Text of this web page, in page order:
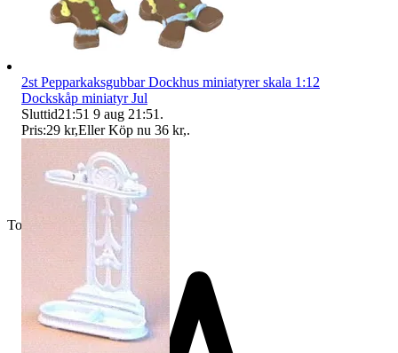
Toppsäljare
2st Pepparkaksgubbar Dockhus miniatyrer skala 1:12
Dockskåp miniatyr Jul
Sluttid21:51 9 aug 21:51 .
Pris:29 kr,Eller Köp nu 36 kr,.